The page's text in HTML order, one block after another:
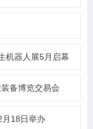
机器人展5月启幕
备博览交易会
月18日举办